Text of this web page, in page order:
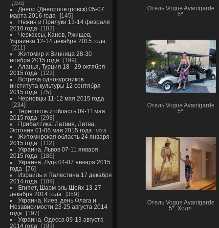
1141
Днепр (Днепропетровск) 05-07
марта 2016 года
145
Нежин и Прилуки 13-14 февраля
2016 года
102
Черкассы, Канев, Ржищев,
Украинка 12-14 декабря 2015 года
211
Житомир и Винница 28-30
ноября 2015 года
199
Аланья, Турция 18 - 29 октября
2015 года
122
Встреча однокурсников
института культуры 12 сентября
2015 года
75
Черновцы 11-12 мая 2015 года
234
Тернополь и область 09-11 мая
2015 года
298
Прибалтика: Латвия, Литва,
Эстония 01-05 мая 2015 года
339
Житомирская область 24 января
2015 года
112
Украина, Львов 07-11 января
2015 года
186
Украина, Луцк 04-07 января 2015
года
76
Израиль и Палестина 17 декабря
2014 года
109
Египет, Шарм-эль-Шейх 13-27
декабря 2014 года
359
Украина, Киев, день Флага и
Независимости 23-25 августа 2014
года
197
Украина, Одесса 09-13 августа
2014 года
193
Отель Vogue Avantgarde
5*.
Отель Vogue Avantgarde
5*.
Отель Vogue Avantgarde
5*. Холл.